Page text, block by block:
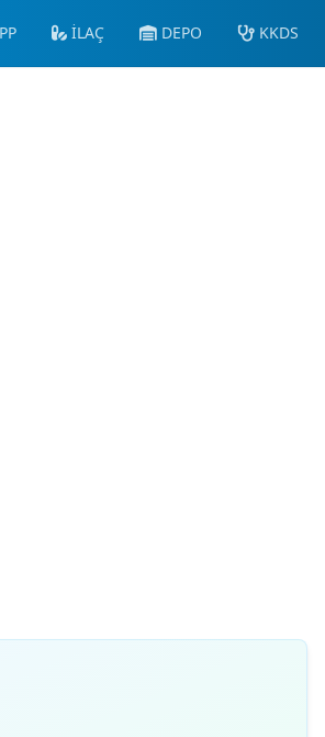
İLAÇ DEPO KKDS